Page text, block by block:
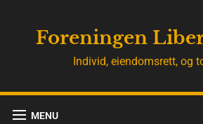
Foreningen
Individ, eiendomsrett, og
MENU